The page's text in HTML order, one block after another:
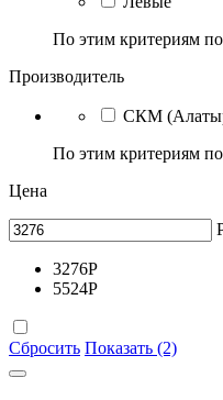
По этим критериям
Производитель
СКМ
По этим критериям
Цена
3276Р
5524Р
Сбросить Показать (2)